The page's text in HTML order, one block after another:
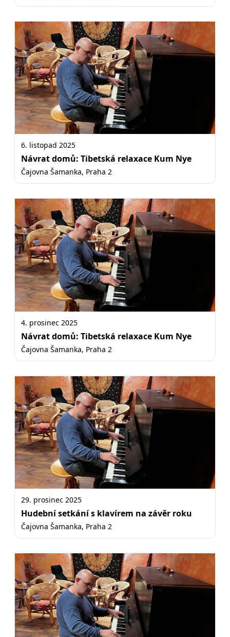
6. listopad 2025
Návrat domů: Tibetská relaxace Kum Nye
Čajovna Šamanka, Praha 2
4. prosinec 2025
Návrat domů: Tibetská relaxace Kum Nye
Čajovna Šamanka, Praha 2
29. prosinec 2025
Hudební setkání s klavírem na závěr roku
Čajovna Šamanka, Praha 2